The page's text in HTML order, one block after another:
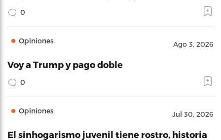
0
Opiniones Ago 3, 2026
Voy a Trump y pago doble
0
Opiniones Jul 30, 2026
El sinhogarismo juvenil tiene rostro, historia